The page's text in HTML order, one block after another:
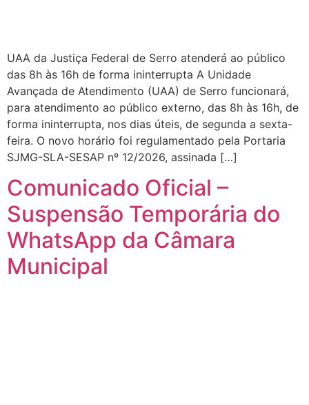
UAA da Justiça Federal de Serro atenderá ao público
das 8h às 16h de forma ininterrupta A Unidade
Avançada de Atendimento (UAA) de Serro funcionará,
para atendimento ao público externo, das 8h às 16h, de
forma ininterrupta, nos dias úteis, de segunda a sexta-
feira. O novo horário foi regulamentado pela Portaria
SJMG-SLA-SESAP nº 12/2026, assinada […]
Comunicado Oficial –
Suspensão Temporária do
WhatsApp da Câmara
Municipal